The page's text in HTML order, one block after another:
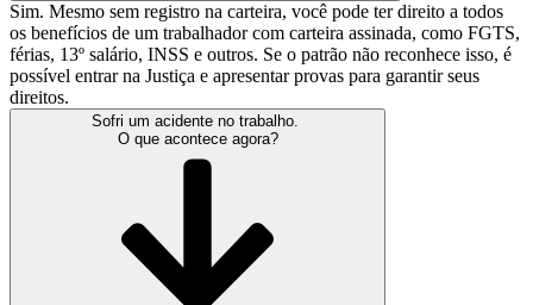
Sim. Mesmo sem registro na carteira, você pode ter direito a todos
os benefícios de um trabalhador com carteira assinada, como FGTS,
férias, 13º salário, INSS e outros. Se o patrão não reconhece isso, é
possível entrar na Justiça e apresentar provas para garantir seus
direitos.
Sofri um acidente no trabalho.
O que acontece agora?